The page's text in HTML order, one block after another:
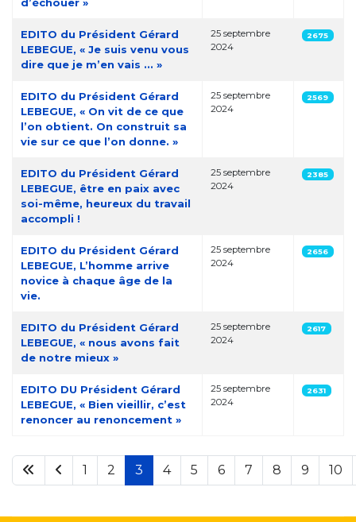
EDITO du Président Gérard
LEBEGUE, « Je suis venu vous
dire que je m’en vais ... »
25 septembre
2024
2675
EDITO du Président Gérard
LEBEGUE, « On vit de ce que
l’on obtient. On construit sa
vie sur ce que l’on donne. »
25 septembre
2024
2569
EDITO du Président Gérard
LEBEGUE, être en paix avec
soi-même, heureux du travail
accompli !
25 septembre
2024
2385
EDITO du Président Gérard
LEBEGUE, L’homme arrive
novice à chaque âge de la
vie.
25 septembre
2024
2656
EDITO du Président Gérard
LEBEGUE, « nous avons fait
de notre mieux »
25 septembre
2024
2617
EDITO DU Président Gérard
LEBEGUE, « Bien vieillir, c’est
renoncer au renoncement »
25 septembre
2024
2631
Page 3 sur 40
1 2 3 4 5 6 7 8 9 10